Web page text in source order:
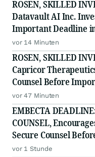
ROSEN, SKILLED
Datavault AI Inc.
Important Deadline
vor 14 Minuten
ROSEN, SKILLED
Capricor
Counsel Before
Class Action - CAPR
vor 47 Minuten
EMBECTA
COUNSEL,
Secure Counsel
in Securities Class
vor 1 Stunde